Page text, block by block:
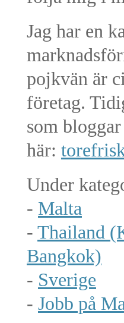
Jag har en
pojkvän är
företag.
som
här:
Under
- Malta
- Thailand
Bangkok)
- Sverige
- Jobb på